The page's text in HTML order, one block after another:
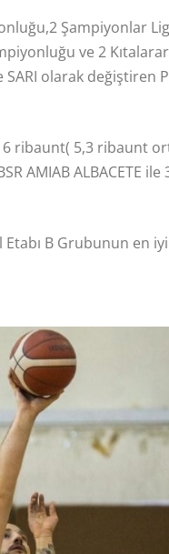
Şampiyonlar
ve 2
SARI olarak değiştiren
ribaunt( 5,3 ribaunt
AMIAB ALBACETE
B Grubunun en iyi